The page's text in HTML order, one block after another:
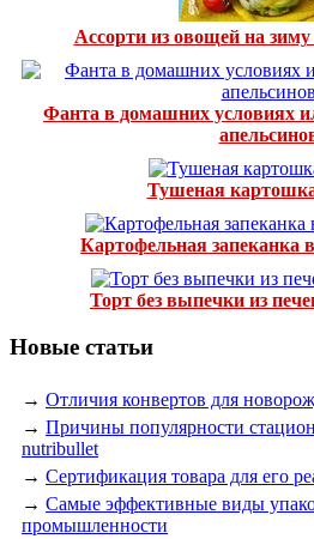
Ассорти из овощей на зиму
Фанта в домашних условиях
Тушеная
Картофельная запеканка
Торт без выпечки из
Новые статьи
→ Отличия конвертов для
→ Причины популярности
nutribullet
→ Сертификация товара для его
→ Самые эффективные виды
промышленности